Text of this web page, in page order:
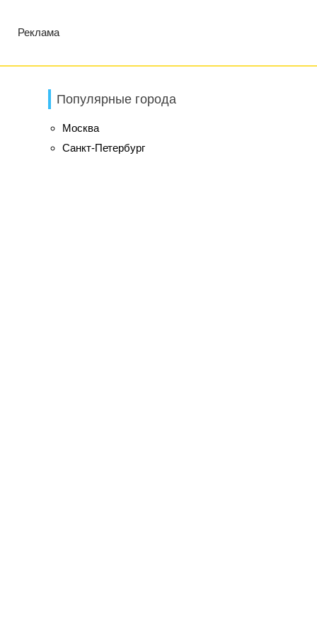
Реклама
Популярные города
Москва
Санкт-Петербург